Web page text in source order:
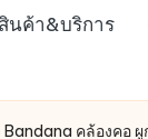
นค้า&บริการ
Bandana คล้องคอ